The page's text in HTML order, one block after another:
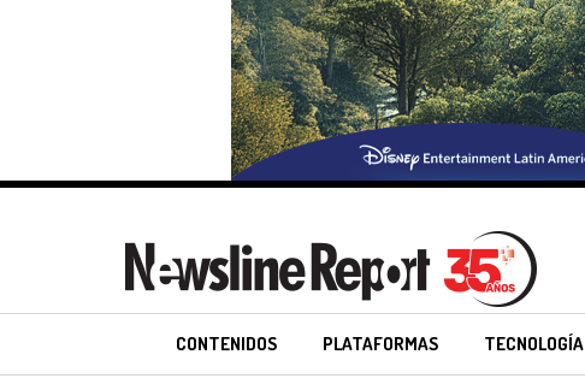
CONTENIDOS PLATAFORMAS TECNOLOGÍA